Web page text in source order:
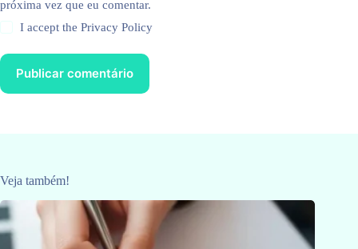
próxima vez que eu comentar.
I accept thePrivacy Policy
Publicar comentário
Veja também!